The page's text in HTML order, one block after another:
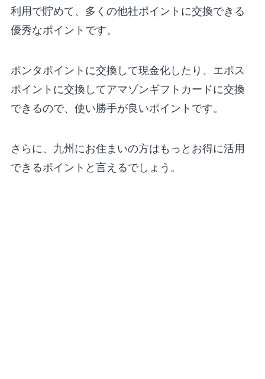
利用で貯めて、多くの他社ポイントに交換できる
優秀なポイントです。
ポンタポイントに交換して現金化したり、エポス
ポイントに交換してアマゾンギフトカードに交換
できるので、使い勝手が良いポイントです。
さらに、九州にお住まいの方はもっとお得に活用
できるポイントと言えるでしょう。